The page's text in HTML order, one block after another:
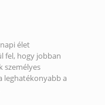
élet
fel, hogy jobban
személyes
leghatékonyabb a